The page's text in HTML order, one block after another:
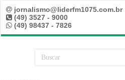
jornalismo@liderfm1075.com.br
(49) 3527 - 9000
(49) 98437 - 7826